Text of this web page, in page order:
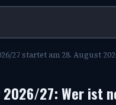
27 startet am 28. August
27: Wer ist